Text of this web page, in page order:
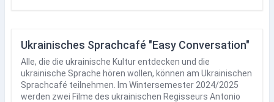
Ukrainisches Sprachcafé "Easy Conversation"
Alle, die die ukrainische Kultur entdecken und die
ukrainische Sprache hören wollen, können am Ukrainischen
Sprachcafé teilnehmen. Im Wintersemester 2024/2025
werden zwei Filme des ukrainischen Regisseurs Antonio